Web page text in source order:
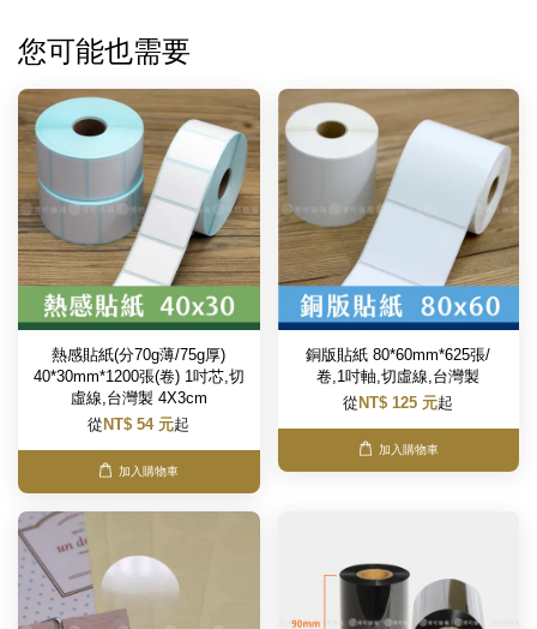
您可能也需要
熱感貼紙(分70g薄/75g厚)
40*30mm*1200張(卷) 1吋芯,切
虛線,台灣製 4X3cm
從NT$ 54 元起
加入購物車
銅版貼紙 80*60mm*625張/
卷,1吋軸,切虛線,台灣製
從NT$ 125 元起
加入購物車